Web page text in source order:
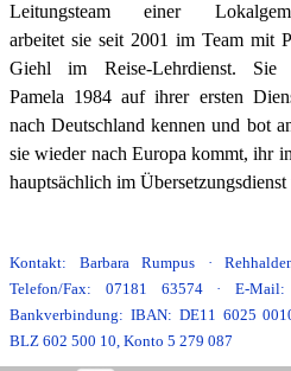
Leitungsteam einer
arbeitet sie seit 2001 im Team mit
Giehl im Reise-Lehrdienst. Sie
Pamela 1984 auf ihrer ersten
nach Deutschland kennen und bot
sie wieder nach Europa kommt, ihr
hauptsächlich im
Kontakt: Barbara Rumpus ·
Telefon/Fax: 07181 63574 · E-Mail:
Bankverbindung: IBAN: DE11 6025
BLZ 602 500 10, Konto 5 279 087